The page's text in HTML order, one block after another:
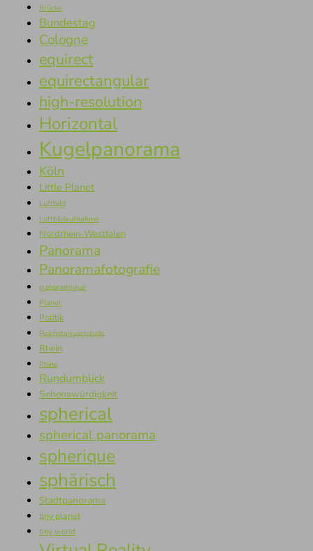
Brücke
Bundestag
Cologne
equirect
equirectangular
high-resolution
Horizontal
Kugelpanorama
Köln
Little Planet
Luftbild
Luftbildaufnahme
Nordrhein-Westfalen
Panorama
Panoramafotografie
panoramique
Planet
Politik
Reichstagsgebäude
Rhein
Rhine
Rundumblick
Sehenswürdigkeit
spherical
spherical panorama
spherique
sphärisch
Stadtpanorama
tiny planet
tiny world